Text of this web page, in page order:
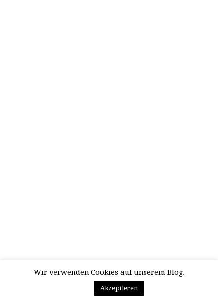
Wir verwenden Cookies auf unserem Blog.
Akzeptieren